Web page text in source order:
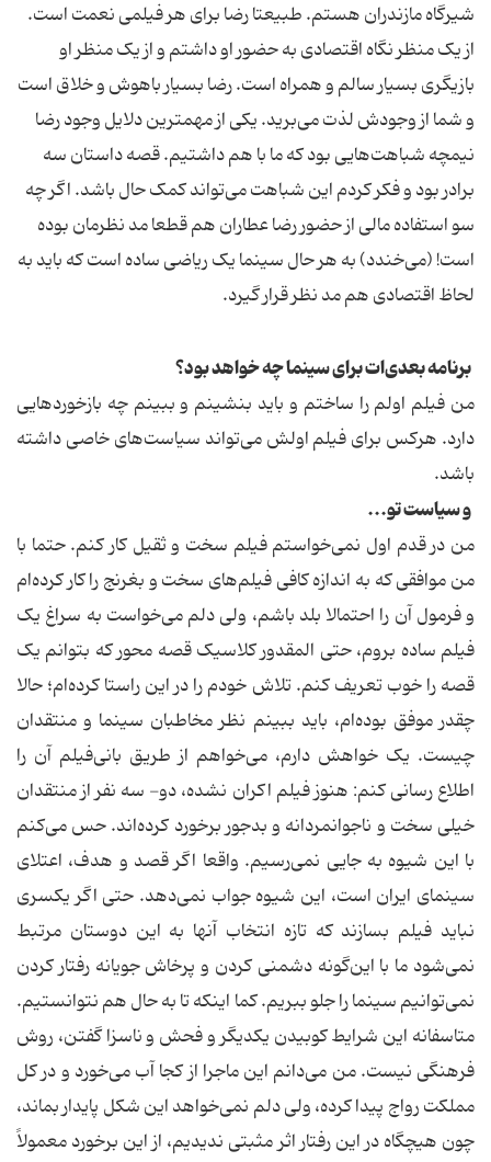
شیرگاه مازندران هستم. طبیعتا رضا برای هر فیلمی نعمت است.
از یک منظر نگاه اقتصادی به حضور او داشتم و از یک منظر او
بازیگری بسیار سالم و همراه است. رضا بسیار باهوش و خلاق است
و شما از وجودش لذت می‌برید. یکی از مهمترین دلایل وجود رضا
نیمچه شباهت‌هایی بود که ما با هم داشتیم. قصه داستان سه
برادر بود و فکر کردم این شباهت می‌تواند کمک حال باشد. اگر چه
سو استفاده مالی از حضور رضا عطاران هم قطعا مد نظرمان بوده
است! (می‌خندد) به هر حال سینما یک ریاضی ساده است که باید به
لحاظ اقتصادی هم مد نظر قرار گیرد.
برنامه بعدی‌ات برای سینما چه خواهد بود؟
من فیلم اولم را ساختم و باید بنشینم و ببینم چه بازخوردهایی
دارد. هرکس برای فیلم اولش می‌تواند سیاست‌های خاصی داشته
باشد.
و سیاست ‌تو...
من در قدم اول نمی‌خواستم فیلم سخت و ثقیل کار کنم. حتما با
من موافقی که به اندازه کافی فیلم‌های سخت و بغرنج را کار کرده‌ام
و فرمول آن را احتمالا بلد باشم، ولی دلم می‌خواست به سراغ یک
فیلم ساده بروم، حتی المقدور کلاسیک قصه محور که بتوانم یک
قصه را خوب تعریف کنم. تلاش خودم را در این راستا کرده‌ام؛ حالا
چقدر موفق بوده‌ام، باید ببینم نظر مخاطبان سینما و منتقدان
چیست. یک خواهش دارم، می‌خواهم از طریق بانی‌فیلم آن را
اطلاع رسانی کنم: هنوز فیلم اکران نشده، دو- سه نفر از منتقدان
خیلی سخت و ناجوانمردانه و بدجور برخورد کرده‌اند. حس می‌کنم
با این شیوه به جایی نمی‌رسیم. واقعا اگر قصد و هدف، اعتلای
سینمای ایران است، این شیوه جواب نمی‌دهد. حتی اگر یکسری
نباید فیلم بسازند که تازه انتخاب آنها به این دوستان مرتبط
نمی‌شود ما با این‌گونه دشمنی کردن و پرخاش جویانه رفتار کردن
نمی‌توانیم سینما را جلو ببریم. کما اینکه تا به حال هم نتوانستیم.
متاسفانه این شرایط کوبیدن یکدیگر و فحش و ناسزا گفتن، روش
فرهنگی نیست. من می‌دانم این ماجرا از کجا آب می‌خورد و در کل
مملکت رواج پیدا کرده، ولی دلم نمی‌خواهد این شکل پایدار بماند،
چون هیچگاه در این رفتار اثر مثبتی ندیدیم، از این برخورد معمولاً